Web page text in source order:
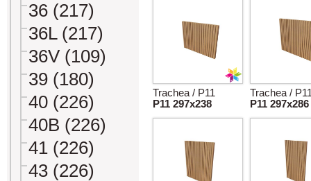
36 (217)
36L (217)
36V (109)
39 (180)
40 (226)
40B (226)
41 (226)
43 (226)
Trachea / P11
P11 297x238
Trachea /
P11 297x286